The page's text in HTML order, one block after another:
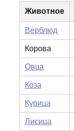
Животное
Верблюд
Корова
Овца
Коза
Курица
Лисица